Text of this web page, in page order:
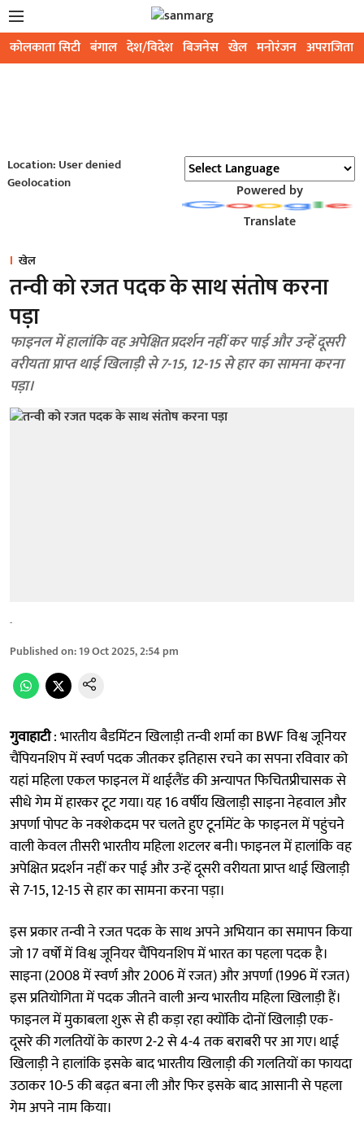
कोलकाता सिटी बंगाल देश/विदेश बिजनेस खेल मनोरंजन अपराजिता
Location: User denied
Geolocation
Powered by
Translate
खेल
तन्वी को रजत पदक के साथ संतोष करना
पड़ा
फाइनल में हालांकि वह अपेक्षित प्रदर्शन नहीं कर पाई और उन्हें दूसरी
वरीयता प्राप्त थाई खिलाड़ी से 7-15, 12-15 से हार का सामना करना
पड़ा।
-
Published on:19 Oct 2025, 2:54 pm
गुवाहाटी: भारतीय बैडमिंटन खिलाड़ी तन्वी शर्मा का BWF विश्व जूनियर
चैंपियनशिप में स्वर्ण पदक जीतकर इतिहास रचने का सपना रविवार को
यहां महिला एकल फाइनल में थाईलैंड की अन्यापत फिचितप्रीचासक से
सीधे गेम में हारकर टूट गया। यह 16 वर्षीय खिलाड़ी साइना नेहवाल और
अपर्णा पोपट के नक्शेकदम पर चलते हुए टूर्नामेंट के फाइनल में पहुंचने
वाली केवल तीसरी भारतीय महिला शटलर बनी। फाइनल में हालांकि वह
अपेक्षित प्रदर्शन नहीं कर पाई और उन्हें दूसरी वरीयता प्राप्त थाई खिलाड़ी
से 7-15, 12-15 से हार का सामना करना पड़ा।
इस प्रकार तन्वी ने रजत पदक के साथ अपने अभियान का समापन किया
जो 17 वर्षों में विश्व जूनियर चैंपियनशिप में भारत का पहला पदक है।
साइना (2008 में स्वर्ण और 2006 में रजत) और अपर्णा (1996 में रजत)
इस प्रतियोगिता में पदक जीतने वाली अन्य भारतीय महिला खिलाड़ी हैं।
फाइनल में मुकाबला शुरू से ही कड़ा रहा क्योंकि दोनों खिलाड़ी एक-
दूसरे की गलतियों के कारण 2-2 से 4-4 तक बराबरी पर आ गए। थाई
खिलाड़ी ने हालांकि इसके बाद भारतीय खिलाड़ी की गलतियों का फायदा
उठाकर 10-5 की बढ़त बना ली और फिर इसके बाद आसानी से पहला
गेम अपने नाम किया।